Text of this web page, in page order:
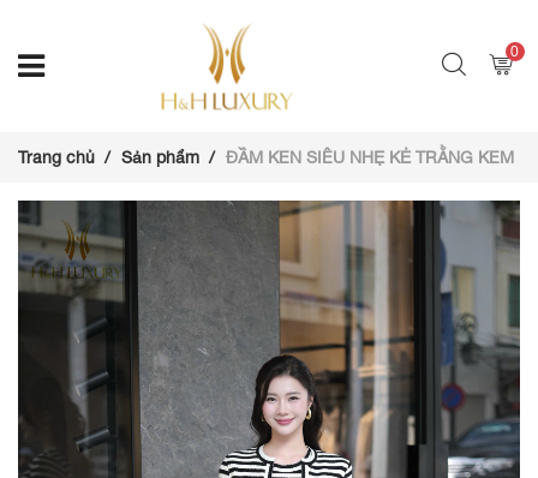
0
Trang chủ Sản phẩm ĐẦM KEN SIÊU NHẸ KẺ TRẰNG KEM